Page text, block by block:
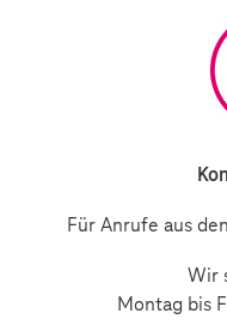
Für Anrufe aus
Wir
Montag bis